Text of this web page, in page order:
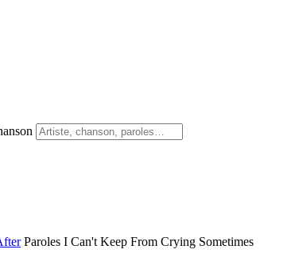
Paroles I Can't Keep From Crying Sometimes